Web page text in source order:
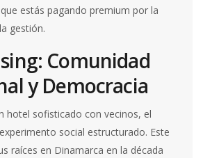
estás pagando premium por la
gestión.
Comunidad
y Democracia
hotel sofisticado con vecinos, el
social estructurado. Este
raíces en Dinamarca en la década